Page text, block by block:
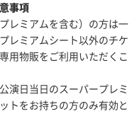
事項
レミアムを含む）の方は一
レミアムシート以外のチケ
用物販をご利用いただくこ
演日当日のスーパープレミ
トをお持ちの方のみ有効と